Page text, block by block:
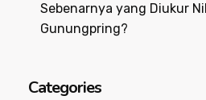
Sebenarnya yang Diukur
Gunungpring?
Categories